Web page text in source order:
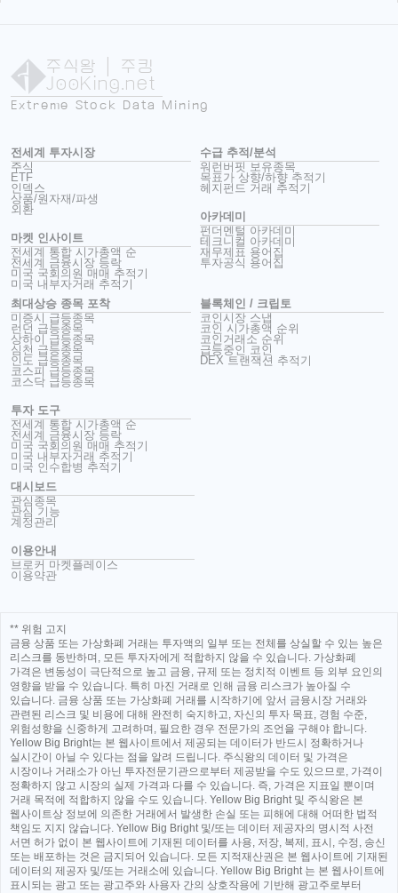
주식왕 | 주킹
JooKing.net
Extreme Stock Data Mining
전세계 투자시장
주식
ETF
인덱스
상품/원자재/파생
외환
마켓 인사이트
전세계 통합 시가총액 순
전세계 금융시장 등락
미국 국회의원 매매 추적기
미국 내부자거래 추적기
수급 추적/분석
워런버핏 보유종목
목표가 상향/하향 추적기
헤지펀드 거래 추적기
아카데미
펀더멘털 아카데미
테크니컬 아카데미
재무제표 용어집
투자공식 용어집
최대상승 종목 포착
미증시 급등종목
런던 급등종목
상하이 급등종목
심천 급등종목
인도 급등종목
코스피 급등종목
코스닥 급등종목
투자 도구
전세계 통합 시가총액 순
전세계 금융시장 등락
미국 국회의원 매매 추적기
미국 내부자거래 추적기
미국 인수합병 추적기
블록체인 / 크립토
코인시장 스냅
코인 시가총액 순위
코인거래소 순위
급등중인 코인
DEX 트랜잭션 추적기
대시보드
관심종목
관심 기능
계정관리
이용안내
브로커 마켓플레이스
이용약관
** 위험 고지
금융 상품 또는 가상화폐 거래는 투자액의 일부 또는 전체를 상실할 수 있는 높은
리스크를 동반하며, 모든 투자자에게 적합하지 않을 수 있습니다. 가상화폐
가격은 변동성이 극단적으로 높고 금융, 규제 또는 정치적 이벤트 등 외부 요인의
영향을 받을 수 있습니다. 특히 마진 거래로 인해 금융 리스크가 높아질 수
있습니다. 금융 상품 또는 가상화폐 거래를 시작하기에 앞서 금융시장 거래와
관련된 리스크 및 비용에 대해 완전히 숙지하고, 자신의 투자 목표, 경험 수준,
위험성향을 신중하게 고려하며, 필요한 경우 전문가의 조언을 구해야 합니다.
Yellow Big Bright는 본 웹사이트에서 제공되는 데이터가 반드시 정확하거나
실시간이 아닐 수 있다는 점을 알려 드립니다. 주식왕의 데이터 및 가격은
시장이나 거래소가 아닌 투자전문기관으로부터 제공받을 수도 있으므로, 가격이
정확하지 않고 시장의 실제 가격과 다를 수 있습니다. 즉, 가격은 지표일 뿐이며
거래 목적에 적합하지 않을 수도 있습니다. Yellow Big Bright 및 주식왕은 본
웹사이트상 정보에 의존한 거래에서 발생한 손실 또는 피해에 대해 어떠한 법적
책임도 지지 않습니다. Yellow Big Bright 및/또는 데이터 제공자의 명시적 사전
서면 허가 없이 본 웹사이트에 기재된 데이터를 사용, 저장, 복제, 표시, 수정, 송신
또는 배포하는 것은 금지되어 있습니다. 모든 지적재산권은 본 웹사이트에 기재된
데이터의 제공자 및/또는 거래소에 있습니다. Yellow Big Bright 는 본 웹사이트에
표시되는 광고 또는 광고주와 사용자 간의 상호작용에 기반해 광고주로부터